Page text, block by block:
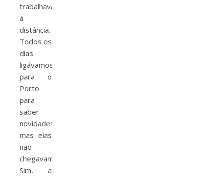
trabalhava
à
distância.
Todos os
dias
ligávamos
para o
Porto
para
saber
novidades
mas elas
não
chegavam.
Sim, a